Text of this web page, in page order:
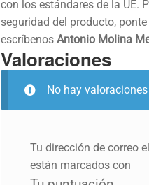
con los estándares de la UE.
seguridad del producto,
escríbenos Antonio Molina
Valoraciones
No hay
Tu dirección de correo
están marcados con